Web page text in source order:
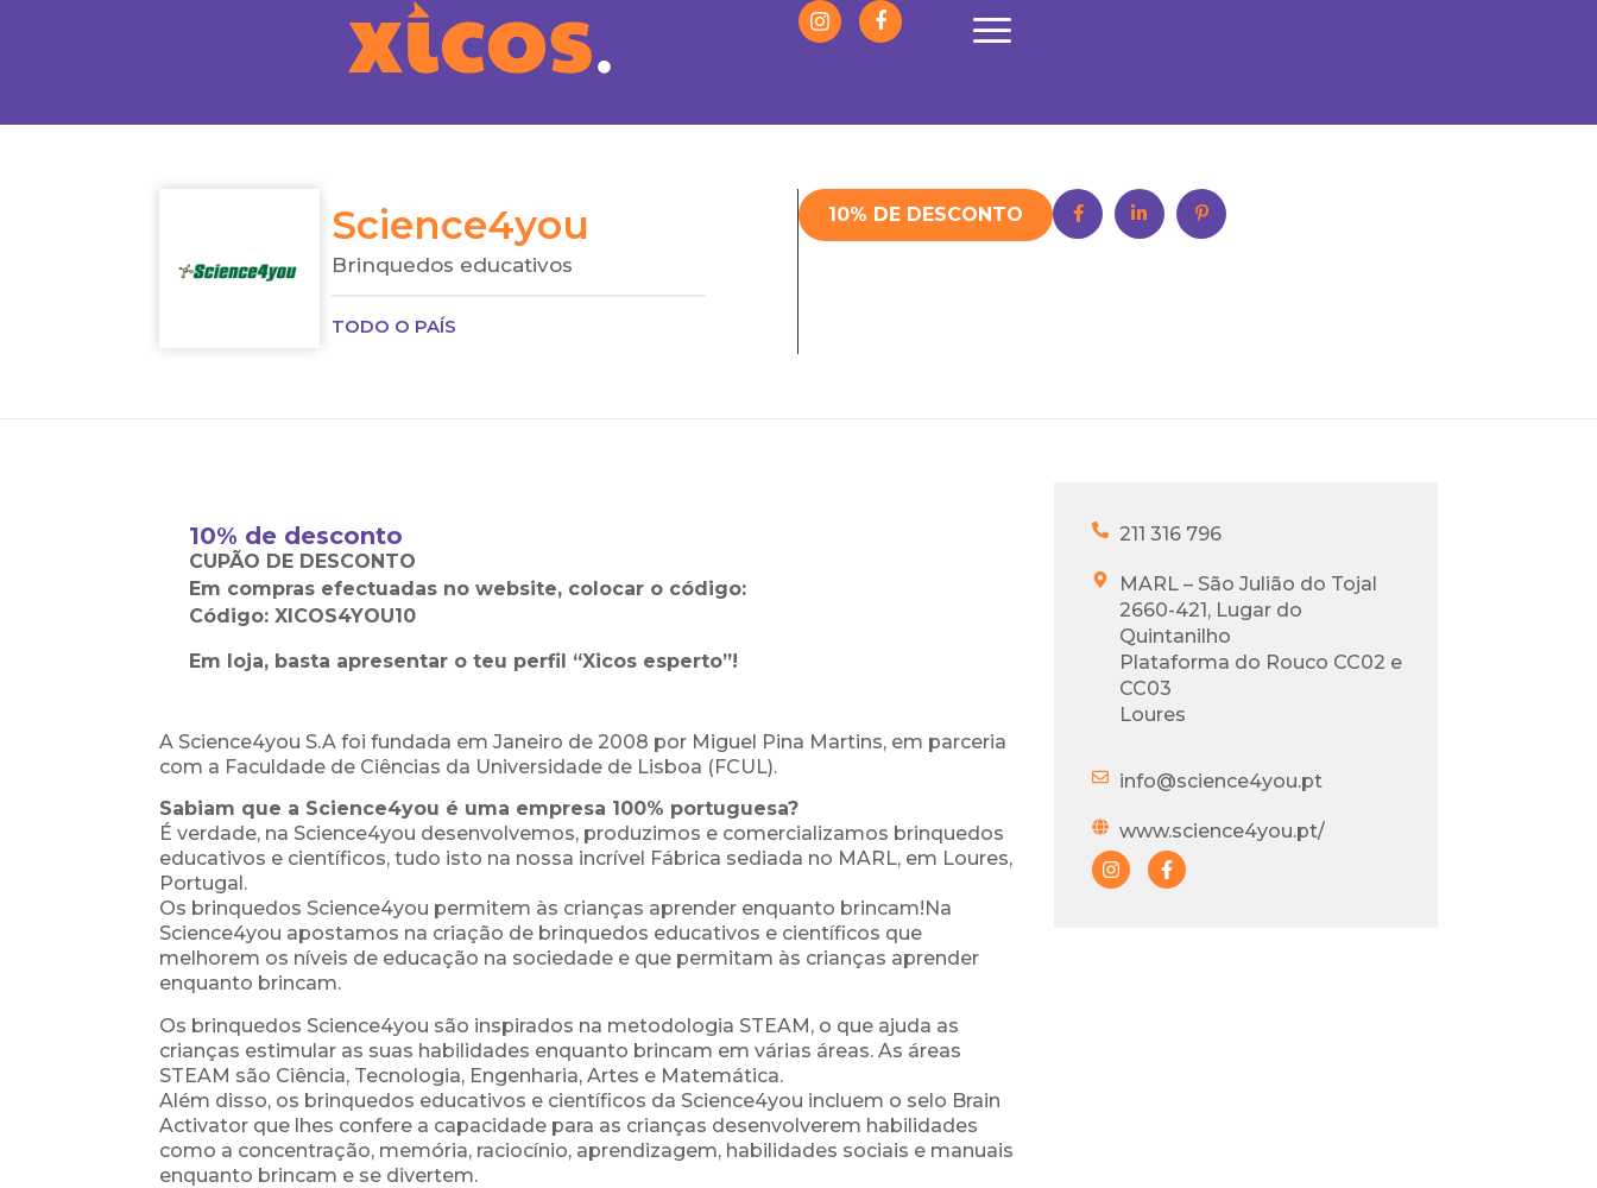
Science4you
Brinquedos educativos
TODO O PAÍS
10% DE DESCONTO
10% de desconto
CUPÃO DE DESCONTO
Em compras efectuadas no website, colocar o código:
Código: XICOS4YOU10
Em loja, basta apresentar o teu perfil “Xicos esperto”!
A Science4you S.A foi fundada em Janeiro de 2008 por Miguel Pina Martins, em parceria
com a Faculdade de Ciências da Universidade de Lisboa (FCUL).
Sabiam que a Science4you é uma empresa 100% portuguesa?
É verdade, na Science4you desenvolvemos, produzimos e comercializamos brinquedos
educativos e científicos, tudo isto na nossa incrível Fábrica sediada no MARL, em Loures,
Portugal.
Os brinquedos Science4you permitem às crianças aprender enquanto brincam!Na
Science4you apostamos na criação de brinquedos educativos e científicos que
melhorem os níveis de educação na sociedade e que permitam às crianças aprender
enquanto brincam.
Os brinquedos Science4you são inspirados na metodologia STEAM, o que ajuda as
crianças estimular as suas habilidades enquanto brincam em várias áreas. As áreas
STEAM são Ciência, Tecnologia, Engenharia, Artes e Matemática.
Além disso, os brinquedos educativos e científicos da Science4you incluem o selo Brain
Activator que lhes confere a capacidade para as crianças desenvolverem habilidades
como a concentração, memória, raciocínio, aprendizagem, habilidades sociais e manuais
enquanto brincam e se divertem.
211 316 796
MARL – São Julião do Tojal
2660-421, Lugar do
Quintanilho
Plataforma do Rouco CC02 e
CC03
Loures
info@science4you.pt
www.science4you.pt/